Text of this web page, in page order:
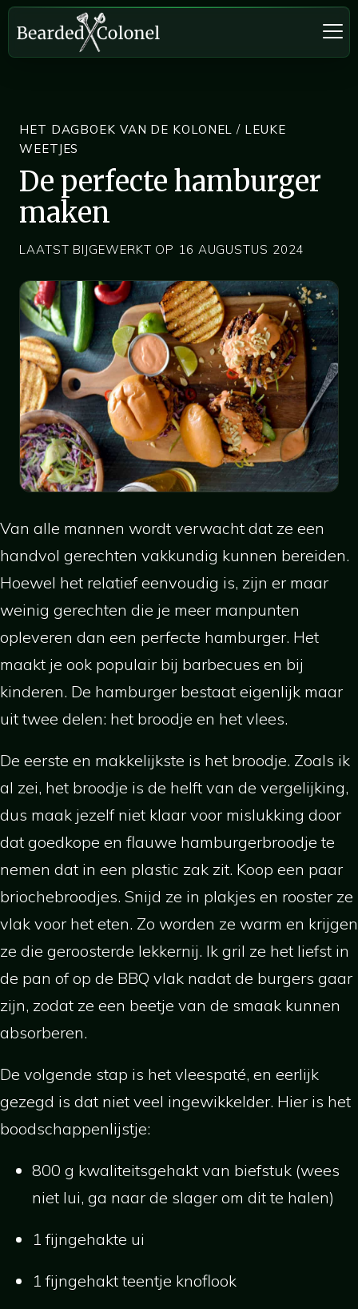
HET DAGBOEK VAN DE KOLONEL / LEUKE
WEETJES
De perfecte hamburger
maken
LAATST BIJGEWERKT OP 16 AUGUSTUS 2024
Van alle mannen wordt verwacht dat ze een
handvol gerechten vakkundig kunnen bereiden.
Hoewel het relatief eenvoudig is, zijn er maar
weinig gerechten die je meer manpunten
opleveren dan een perfecte hamburger. Het
maakt je ook populair bij barbecues en bij
kinderen. De hamburger bestaat eigenlijk maar
uit twee delen: het broodje en het vlees.
De eerste en makkelijkste is het broodje. Zoals ik
al zei, het broodje is de helft van de vergelijking,
dus maak jezelf niet klaar voor mislukking door
dat goedkope en flauwe hamburgerbroodje te
nemen dat in een plastic zak zit. Koop een paar
briochebroodjes. Snijd ze in plakjes en rooster ze
vlak voor het eten. Zo worden ze warm en krijgen
ze die geroosterde lekkernij. Ik gril ze het liefst in
de pan of op de BBQ vlak nadat de burgers gaar
zijn, zodat ze een beetje van de smaak kunnen
absorberen.
De volgende stap is het vleespaté, en eerlijk
gezegd is dat niet veel ingewikkelder. Hier is het
boodschappenlijstje:
800 g kwaliteitsgehakt van biefstuk (wees
niet lui, ga naar de slager om dit te halen)
1 fijngehakte ui
1 fijngehakt teentje knoflook